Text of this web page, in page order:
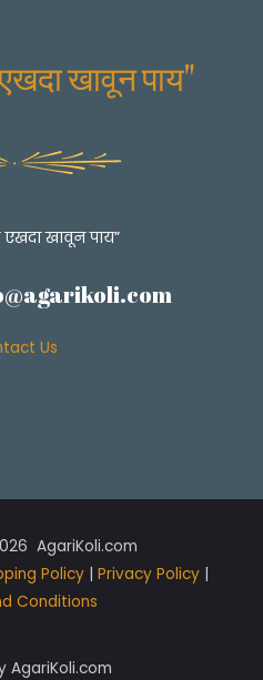
खावून पाय"
खावून पाय”
Us
AgariKoli.com
Policy | Privacy Policy |
Conditions
AgariKoli.com